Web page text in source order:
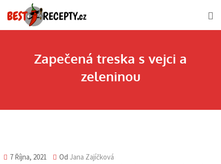
to
Zapečená treska s vejci a
zeleninou
7 Října, 2021 Od Jana Zajíčková